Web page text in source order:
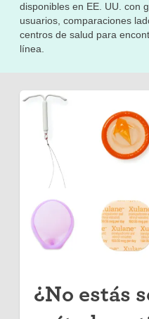
disponibles en EE. UU. con
usuarios, comparaciones
centros de salud para
línea.
¿No estás